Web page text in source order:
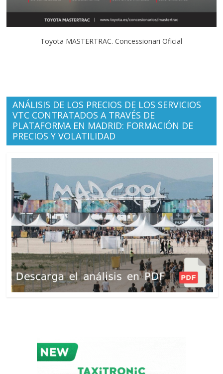
Toyota MASTERTRAC. Concessionari Oficial
ANÁLISIS DE LOS PRECIOS DE LOS SERVICIOS
VTC CONTRATADOS A TRAVÉS DE
PLATAFORMA EN MADRID: FORMACIÓN DE
PRECIOS Y VOLATILIDAD